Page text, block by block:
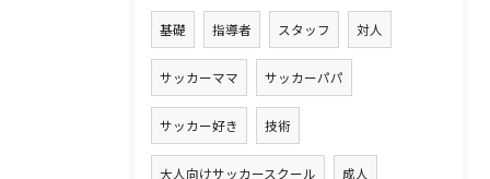
基礎 指導者 スタッフ 対人
サッカーママ サッカーパパ
サッカー好き 技術
大人向けサッカースクール 成人